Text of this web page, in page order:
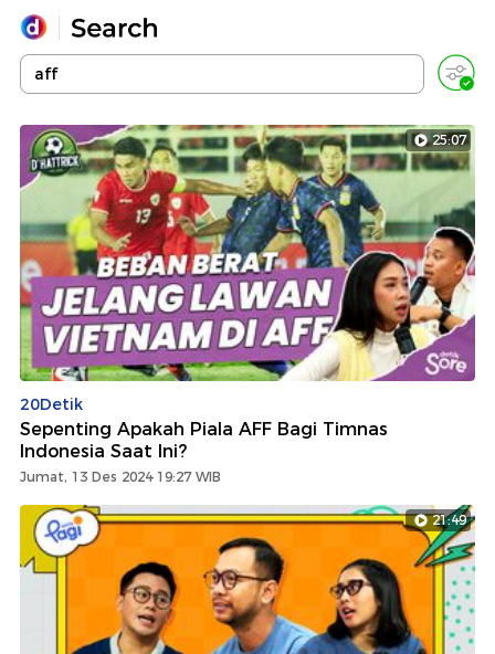
Yang sedang ramai dicari
Loading...
Promoted
Terakhir yang dicari
25:07
20Detik
Sepenting Apakah Piala AFF Bagi Timnas
Indonesia Saat Ini?
Jumat, 13 Des 2024 19:27 WIB
21:49